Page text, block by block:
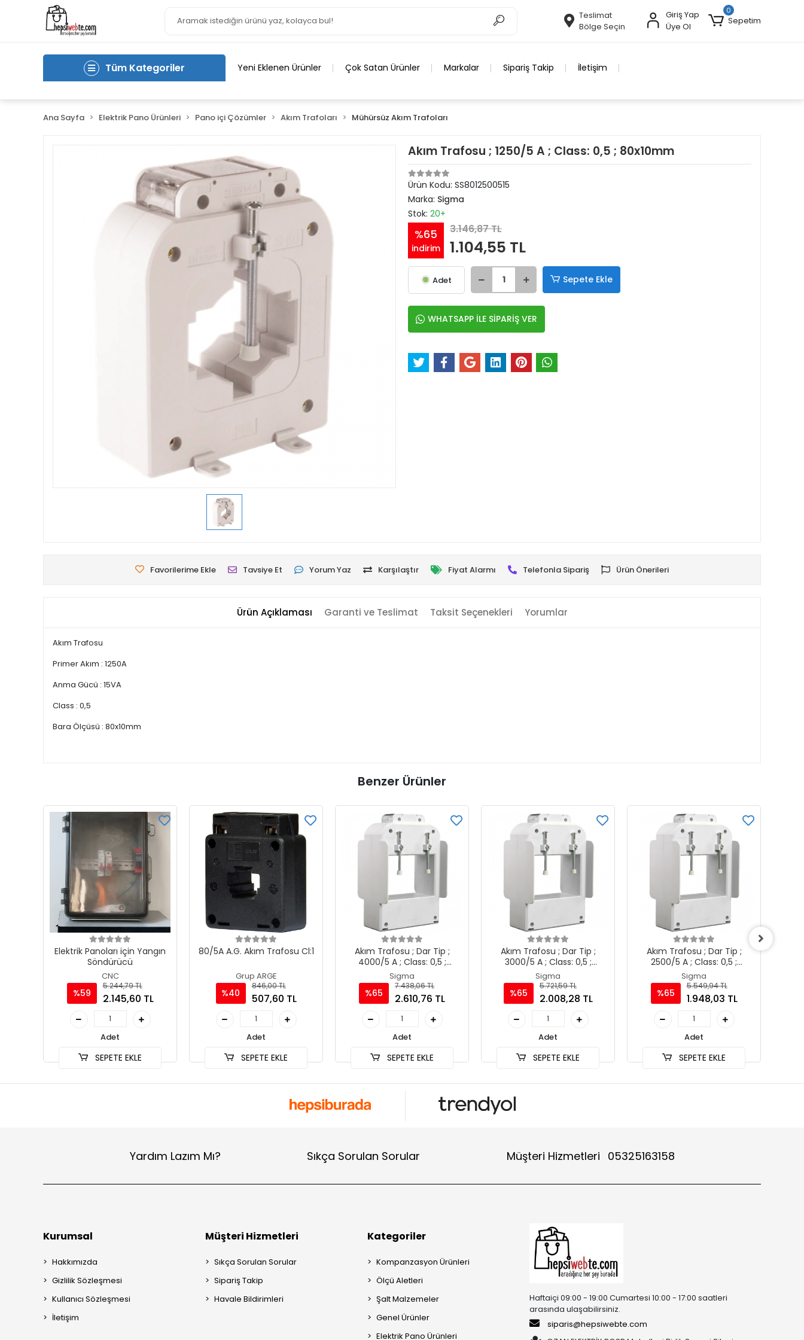
Teslimat
Bölge Seçin
Giriş Yap
Üye Ol
0
Sepetim
Tüm Kategoriler Yeni Eklenen Ürünler Çok Satan Ürünler Markalar Sipariş Takip İletişim
Ana Sayfa Elektrik Pano Ürünleri Pano içi Çözümler Akım Trafoları Mühürsüz Akım Trafoları
Akım Trafosu ; 1250/5 A ; Class: 0,5 ; 80x10mm
Ürün Kodu: SS8012500515
Marka: Sigma
Stok: 20+
%65
indirim
3.146,87 TL
1.104,55 TL
Adet Sepete Ekle
WHATSAPP İLE SİPARİŞ VER
Favorilerime Ekle Tavsiye Et Yorum Yaz Karşılaştır Fiyat Alarmı Telefonla Sipariş Ürün Önerileri
Ürün Açıklaması Garanti ve Teslimat Taksit Seçenekleri Yorumlar
Akım Trafosu
Primer Akım : 1250A
Anma Gücü : 15VA
Class : 0,5
Bara Ölçüsü : 80x10mm
Benzer Ürünler
Elektrik Panoları için Yangın
Söndürücü
CNC
%59
5.244,79 TL
2.145,60 TL
Adet
SEPETE EKLE
80/5A A.G. Akım Trafosu Cl:1
Grup ARGE
%40
846,00 TL
507,60 TL
Adet
SEPETE EKLE
Akım Trafosu ; Dar Tip ;
4000/5 A ; Class: 0,5 ;
4x(100x10mm)
Sigma
%65
7.438,06 TL
2.610,76 TL
Adet
SEPETE EKLE
Akım Trafosu ; Dar Tip ;
3000/5 A ; Class: 0,5 ;
4x(100x10mm)
Sigma
%65
5.721,59 TL
2.008,28 TL
Adet
SEPETE EKLE
Akım Trafosu ; Dar Tip ;
2500/5 A ; Class: 0,5 ;
4x(100x10mm)
Sigma
%65
5.549,94 TL
1.948,03 TL
Adet
SEPETE EKLE
Yardım Lazım Mı? Sıkça Sorulan Sorular Müşteri Hizmetleri 05325163158
Kurumsal
Hakkımızda
Gizlilik Sözleşmesi
Kullanıcı Sözleşmesi
İletişim
Müşteri Hizmetleri
Sıkça Sorulan Sorular
Sipariş Takip
Havale Bildirimleri
Kategoriler
Kompanzasyon Ürünleri
Ölçü Aletleri
Şalt Malzemeler
Genel Ürünler
Elektrik Pano Ürünleri
Haftaiçi 09:00 - 19:00 Cumartesi 10:00 - 17:00 saatleri
arasında ulaşabilirsiniz.
siparis@hepsiwebte.com